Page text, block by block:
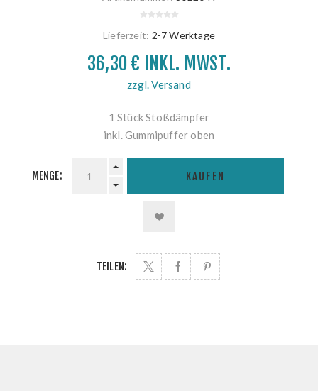
Lieferzeit: 2-7 Werktage
36,30 € INKL. MWST.
zzgl. Versand
1 Stück Stoßdämpfer
inkl. Gummipuffer oben
MENGE: KAUFEN
TEILEN: